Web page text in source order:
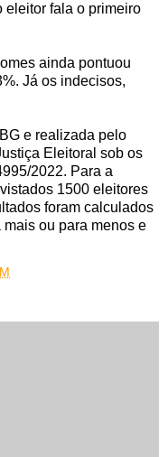
eleitor fala o primeiro
ainda pontuou
Já os indecisos,
e realizada pelo
Eleitoral sob os
2022. Para a
1500 eleitores
foram calculados
ou para menos e